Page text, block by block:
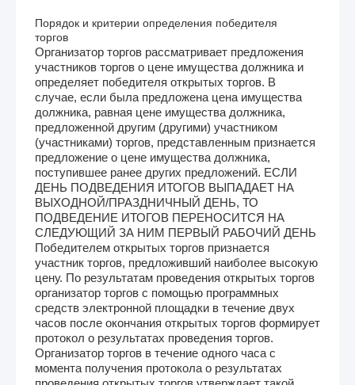
Порядок и критерии определения победителя
торгов
Организатор торгов рассматривает предложения
участников торгов о цене имущества должника и
определяет победителя открытых торгов. В
случае, если была предложена цена имущества
должника, равная цене имущества должника,
предложенной другим (другими) участником
(участниками) торгов, представленным признается
предложение о цене имущества должника,
поступившее ранее других предложений. ЕСЛИ
ДЕНЬ ПОДВЕДЕНИЯ ИТОГОВ ВЫПАДАЕТ НА
ВЫХОДНОЙ/ПРАЗДНИЧНЫЙ ДЕНЬ, ТО
ПОДВЕДЕНИЕ ИТОГОВ ПЕРЕНОСИТСЯ НА
СЛЕДУЮЩИЙ ЗА НИМ ПЕРВЫЙ РАБОЧИЙ ДЕНЬ
Победителем открытых торгов признается
участник торгов, предложивший наиболее высокую
цену. По результатам проведения открытых торгов
организатор торгов с помощью программных
средств электронной площадки в течение двух
часов после окончания открытых торгов формирует
протокол о результатах проведения торгов.
Организатор торгов в течение одного часа с
момента получения протокола о результатах